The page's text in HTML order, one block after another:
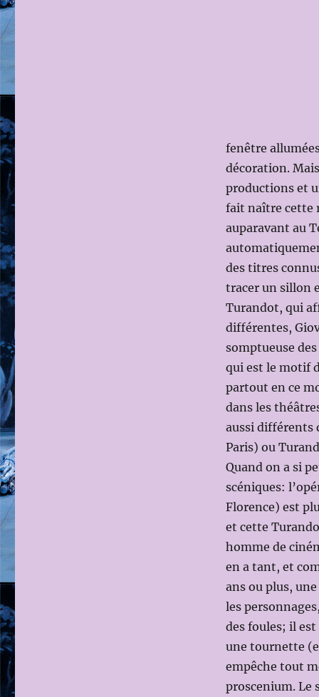
fenêtre
décoration.
productions et
fait naître cette
auparavant au
des titres
tracer un sillon
Turandot, qui
différentes,
somptueuse
qui est le motif
partout en ce
dans les
aussi différents
Paris) ou
Quand on a si
scéniques:
Florence) est
et cette
homme de
en a tant, et
ans ou plus,
les
des foules; il
une tournette
empêche tout
proscenium. Le